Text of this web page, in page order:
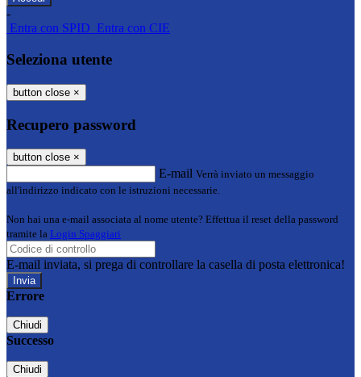
-
Entra con SPID Entra con CIE
Seleziona utente
button close ×
Recupero password
button close ×
E-mail Verrà inviato un messaggio
all'indirizzo indicato con le istruzioni necessarie.
Non hai una e-mail associata al nome utente? Effettua il reset della password
tramite la Login Spaggiari
E-mail inviata, si prega di controllare la casella di posta elettronica!
Errore
Chiudi
Successo
Chiudi